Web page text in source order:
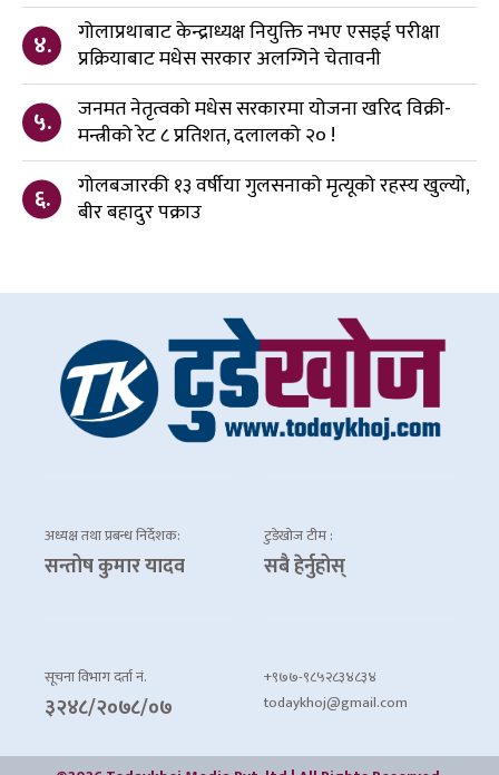
४.
गोलाप्रथाबाट केन्द्राध्यक्ष नियुक्ति नभए एसइई परीक्षा
प्रक्रियाबाट मधेस सरकार अलग्गिने चेतावनी
५.
जनमत नेतृत्वको मधेस सरकारमा योजना खरिद विक्री-
मन्त्रीको रेट ८ प्रतिशत, दलालको २० !
६.
गोलबजारकी १३ वर्षीया गुलसनाको मृत्यूको रहस्य खुल्यो,
बीर बहादुर पक्राउ
अध्यक्ष तथा प्रबन्ध निर्देशक:
सन्तोष कुमार यादव
टुडेखोज टीम :
सबै हेर्नुहोस्
सूचना विभाग दर्ता नं.
३२४८/२०७८/०७
+९७७-९८५२८३४८३४
todaykhoj@gmail.com